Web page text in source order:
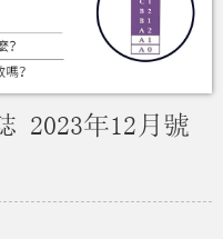
2023年12月號